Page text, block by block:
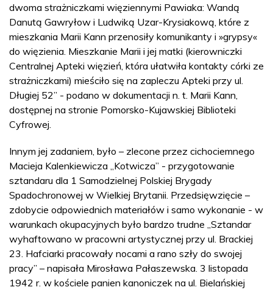
dwoma strażniczkami więziennymi Pawiaka: Wandą
Danutą Gawryłow i Ludwiką Uzar-Krysiakową, które z
mieszkania Marii Kann przenosiły komunikanty i »grypsy«
do więzienia. Mieszkanie Marii i jej matki (kierowniczki
Centralnej Apteki więzień, która ułatwiła kontakty córki ze
strażniczkami) mieściło się na zapleczu Apteki przy ul.
Długiej 52” - podano w dokumentacji n. t. Marii Kann,
dostępnej na stronie Pomorsko-Kujawskiej Biblioteki
Cyfrowej.
Innym jej zadaniem, było – zlecone przez cichociemnego
Macieja Kalenkiewicza „Kotwicza” - przygotowanie
sztandaru dla 1 Samodzielnej Polskiej Brygady
Spadochronowej w Wielkiej Brytanii. Przedsięwzięcie –
zdobycie odpowiednich materiałów i samo wykonanie - w
warunkach okupacyjnych było bardzo trudne „Sztandar
wyhaftowano w pracowni artystycznej przy ul. Brackiej
23. Hafciarki pracowały nocami a rano szły do swojej
pracy” – napisała Mirosława Pałaszewska. 3 listopada
1942 r. w kościele panien kanoniczek na ul. Bielańskiej